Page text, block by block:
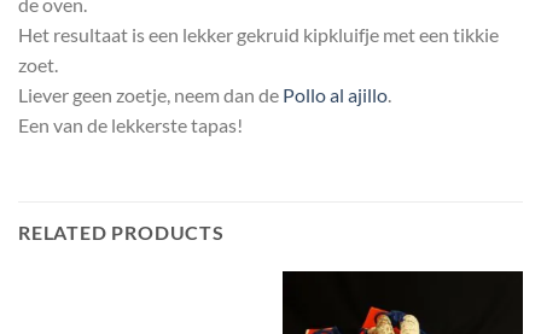
Het resultaat is een lekker gekruid kipkluifje met een tikkie
zoet.
Liever geen zoetje, neem dan de Pollo al ajillo
Een van de lekkerste tapas!
RELATED PRODUCTS